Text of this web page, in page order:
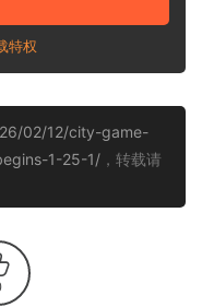
特权
02/12/city-game-
1-25-1/ ，转载请